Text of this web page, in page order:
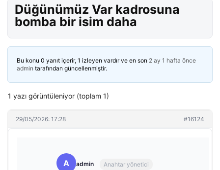
Düğünümüz Var kadrosuna
bomba bir isim daha
Bu konu 0 yanıt içerir, 1 izleyen vardır ve en son 2 ay 1 hafta önce
admin tarafından güncellenmiştir.
1 yazı görüntüleniyor (toplam 1)
29/05/2026: 17:28 #16124
A admin Anahtar yönetici